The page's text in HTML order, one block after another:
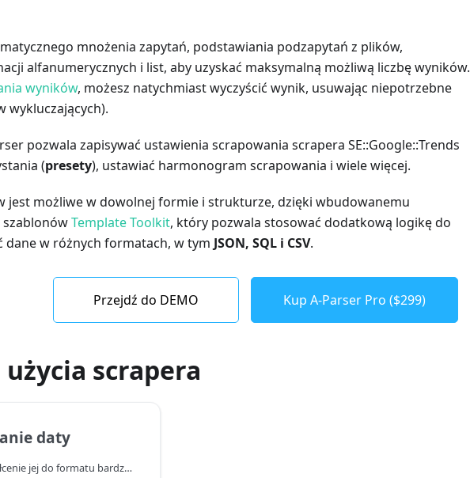
mnożenia zapytań, podstawiania podzapytań z plików,
alfanumerycznych i list, aby uzyskać maksymalną możliwą liczbę wyników.
wyników, możesz natychmiast wyczyścić wynik, usuwając niepotrzebne
wykluczających).
pozwala zapisywać ustawienia scrapowania scrapera SE::Google::Trends
(presety), ustawiać harmonogram scrapowania i wiele więcej.
jest możliwe w dowolnej formie i strukturze, dzięki wbudowanemu
Template Toolkit, który pozwala stosować dodatkową logikę do
dane w różnych formatach, w tym JSON, SQL i CSV.
Przejdź do DEMO Kup A-Parser Pro ($299)
scrapera
daty
Sposób na przekształcenie jej do formatu bardziej przyjaznego dla użytkownika